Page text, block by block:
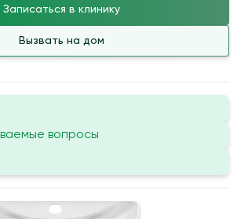
Записаться в клинику
Вызвать на дом
вопросы